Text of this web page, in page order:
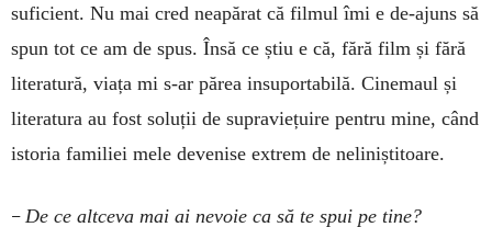
suficient. Nu mai cred neapărat că filmul îmi e de-ajuns să
spun tot ce am de spus. Însă ce știu e că, fără film și fără
literatură, viața mi s-ar părea insuportabilă. Cinemaul și
literatura au fost soluții de supraviețuire pentru mine, când
istoria familiei mele devenise extrem de neliniștitoare.
– De ce altceva mai ai nevoie ca să te spui pe tine?